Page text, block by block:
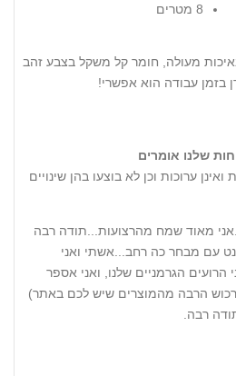
8 מטרים
מעולה, חומר קל משקל בצבע זהב
בזמן עבודה הוא אפשרי!
ערוכות וכן לא בוצעו בהן שינויים
מאוד שמח מהרצועות...תודה רבה
עם מבחר כה רחב...אשתי ואני
הגרמניים שלנו, ואני אספר
הרבה מהמוצרים שיש לכם באתר)
רבה.